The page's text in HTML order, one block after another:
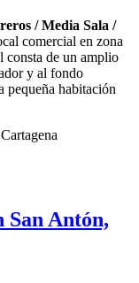
/ Media Sala /
comercial en zona
consta de un amplio
y al fondo
pequeña habitación
Antón,